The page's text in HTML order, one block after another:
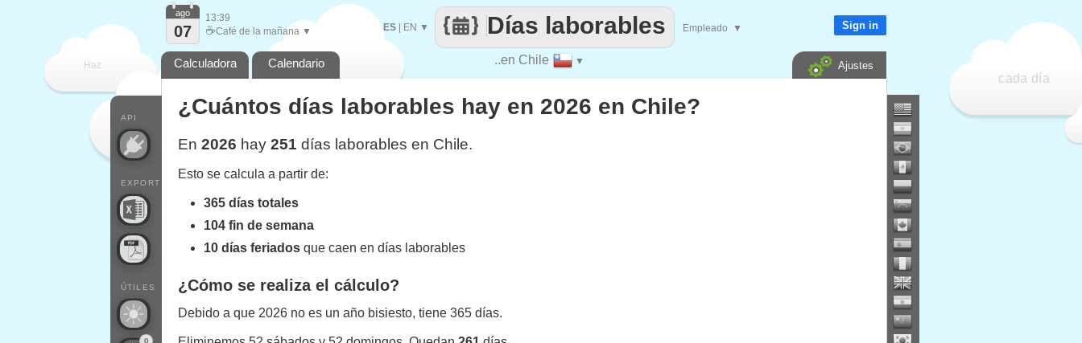
Haz
que
cada día
..en Chile ▼
Días laborables
ES EN ▼ Empleado ▼
API
EXPORT
ÚTILES
0
ago
07
13:39
☕Café de la mañana ▼ Sign in
Calculadora Calendario Ajustes
¿Cuántos días laborables hay en 2026 en Chile?
En 2026 hay 251 días laborables en Chile.
Esto se calcula a partir de:
365 días totales
104 fin de semana
10 días feriados que caen en días laborables
¿Cómo se realiza el cálculo?
Debido a que 2026 no es un año bisiesto, tiene 365 días.